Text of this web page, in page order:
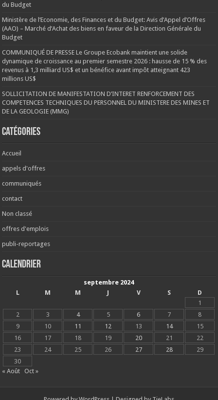
du Budget
Ministère de l’Economie, des Finances et du Budget: Avis d’Appel d’Offres
(AAO) – Marché d’Achat des biens en faveur de la Direction Générale du
Budget
COMMUNIQUÉ DE PRESSE Le Groupe Ecobank maintient une solide
dynamique de croissance au premier semestre 2026 : hausse de 15 % des
revenus à 1,3 milliard US$ et un bénéfice avant impôt atteignant 423
millions US$
SOLLICITATION DE MANIFESTATION D’INTERET RENFORCEMENT DES
COMPETENCES TECHNIQUES DU PERSONNEL DU MINISTERE DES MINES ET
DE LA GEOLOGIE (MMG)
Catégories
Accueil
appels d'offres
communiqués
contact
Non classé
offres d'emplois
publi-reportages
Calendrier
septembre 2024
L
M M J V S
D
1
2
3 4 5 6 7
8
9
10 11 12 13 14
15
16
17 18 19 20 21
22
23
24 25 26 27 28
29
30
« Août
Oct »